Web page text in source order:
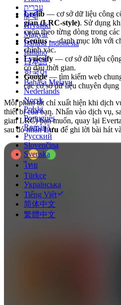
עברית
हिन्दी
Hrvatski
Magyar
Bahasa Indonesia
Italiano
日本語
한국어
Bahasa Melayu
Nederlands
Norsk
Polski
Português
Română
Русский
Slovenčina
Svenska
ไทย
Türkçe
Українська
Tiếng Việt
简体中文
繁體中文
Lrclib — cơ sở dữ liệu công
gian (LRC-style). Sử dụng
cuộn theo từng dòng trong
Genius— danh mục lớn với
chính xác.
Lyricsify — cơ sở dữ liệu
có dấu thời gian.
Google— tìm kiếm web
các cơ sở dữ liệu chuyên
Mỗi phím tắt chỉ xuất hiện khi dịch
thiết bị của bạn. Nhấn vào dịch vụ,
gian LRC) bạn muốn, quay lại
sau đó nhấnLưu để ghi lời bài hát